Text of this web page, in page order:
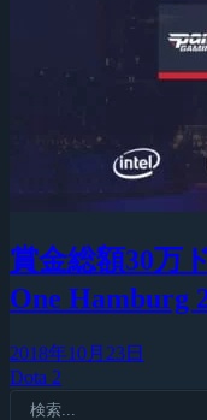
賞金総額30万
One Hamburg
2018年10月23日
Dota 2